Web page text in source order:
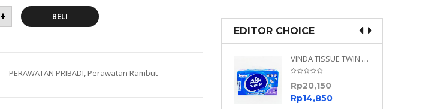
+ BELI
PERAWATAN PRIBADI, Perawatan Rambut
EDITOR CHOICE
VINDA TISSUE TWIN PACK 2 X 330 S
Rp20,150
Rp14,850